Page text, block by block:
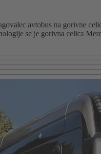
avtobus na gorivne
se je gorivna celica